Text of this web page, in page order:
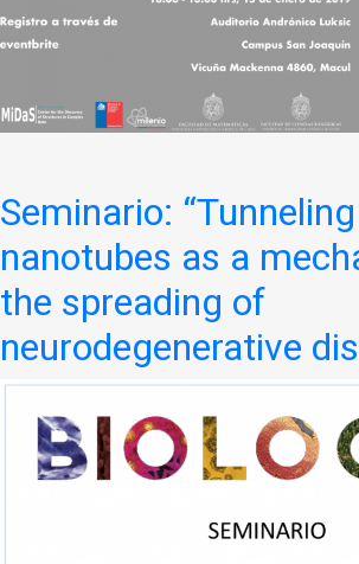
Seminario: “Tunneling
nanotubes as a
the spreading of
neurodegenerative